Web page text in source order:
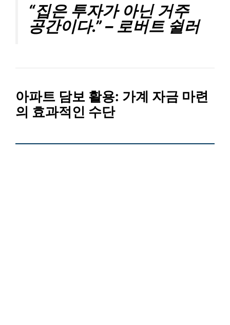
“집은 투자가 아닌 거주
공간이다.” – 로버트 쉴러
아파트 담보 활용: 가계 자금 마련
의 효과적인 수단